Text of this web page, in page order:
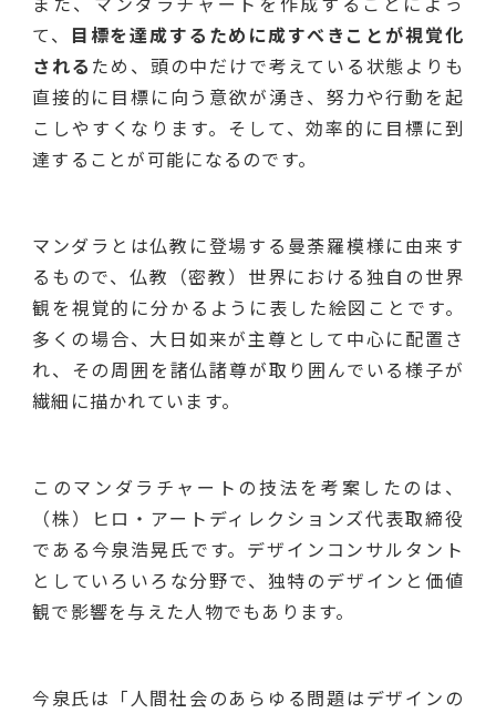
て、 目標を達成するために成すべきことが視覚化
される ため、頭の中だけで考えている状態よりも
直接的に目標に向う意欲が湧き、努力や行動を起
こしやすくなります。そして、効率的に目標に到
達することが可能になるのです。
マンダラとは仏教に登場する曼荼羅模様に由来す
るもので、仏教（密教）世界における独自の世界
観を視覚的に分かるように表した絵図ことです。
多くの場合、大日如来が主尊として中心に配置さ
れ、その周囲を諸仏諸尊が取り囲んでいる様子が
繊細に描かれています。
このマンダラチャートの技法を考案したのは、
（株）ヒロ・アートディレクションズ代表取締役
である今泉浩晃氏です。デザインコンサルタント
としていろいろな分野で、独特のデザインと価値
観で影響を与えた人物でもあります。
今泉氏は「人間社会のあらゆる問題はデザインの